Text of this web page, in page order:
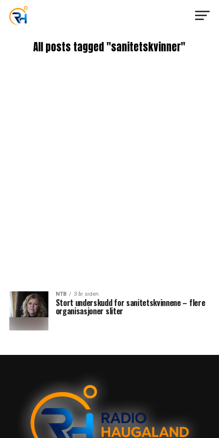
All posts tagged "sanitetskvinner"
NTB 3 år siden
Stort underskudd for sanitetskvinnene – flere
organisasjoner sliter